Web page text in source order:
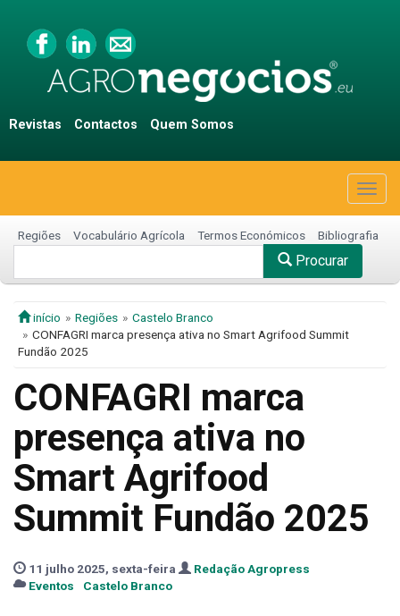
Revistas Contactos Quem Somos
Regiões Vocabulário Agrícola Termos Económicos Bibliografia
Procurar
início Regiões
Castelo Branco
CONFAGRI marca presença ativa no Smart Agrifood Summit
Fundão 2025
CONFAGRI marca
presença ativa no
Smart Agrifood
Summit Fundão 2025
11 julho 2025, sexta-feira
Redação Agropress
Eventos
Castelo Branco